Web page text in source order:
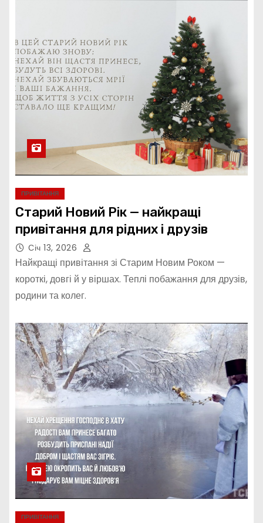
ПРИВІТАННЯ
Старий Новий Рік — найкращі
привітання для рідних і друзів
Січ 13, 2026
Найкращі привітання зі Старим Новим Роком —
короткі, довгі й у віршах. Теплі побажання для друзів,
родини та колег.
ПРИВІТАННЯ